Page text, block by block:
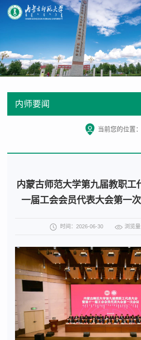
内师要闻
当前您的位置：
内蒙古师范大学第九届教职工
一届工会会员代表大会第一
时间：2026-06-30 浏览量